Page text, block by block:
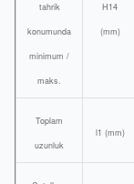
tahrik
konumunda
minimum /
maks.
H14
(mm)
Toplam
uzunluk
l1 (mm)